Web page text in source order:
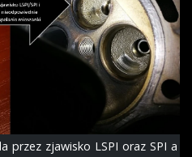
przez zjawisko LSPI oraz SPI a